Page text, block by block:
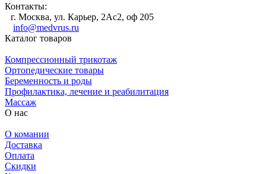
Контакты:
г. Москва, ул. Карьер, 2Ас2, оф 205
info@medvrus.ru
Каталог товаров
Компрессионный трикотаж
Ортопедические товары
Беременность и роды
Профилактика, лечение и реабилитация
Массаж
О нас
О комании
Доставка
Оплата
Скидки